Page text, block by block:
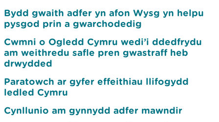
Bydd gwaith adfer yn afon Wysg yn helpu
pysgod prin a gwarchodedig
Cwmni o Ogledd Cymru wedi’i ddedfrydu
am weithredu safle pren gwastraff heb
drwydded
Paratowch ar gyfer effeithiau llifogydd
ledled Cymru
Cynllunio am gynnydd adfer mawndir